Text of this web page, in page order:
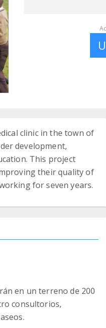
clinic in the town of
development,
This project
their quality of
for seven years.
en un terreno de 200
consultorios,